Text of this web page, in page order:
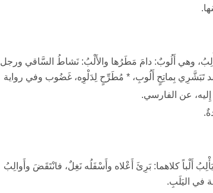
وهي أَلُوبٌ: دامَ مَطَرُها والأَلْبُ: نَشاطُ السَّاقي ورجل
تَبَشَّرِي بِماتِحٍ أَلُوبِ، * مُطَرِّحٍ لِدَلْوِه، غَضُوب وفي رواية
عن الفارسي.
والأَلْبُ: ابْتِداءُ بُّرْءِ الدُّمَّل، وأَلِبَ الجُرْحُ أَلَباً وأَلَبَ يَأْلِبُ أَلْباً كلاهما: بَرِئَ أَعْلاه وأَسْفَلُه نَغِلٌ، فانْتَقَضَ وأَوالِبُ